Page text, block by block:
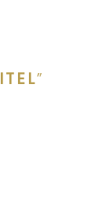
”